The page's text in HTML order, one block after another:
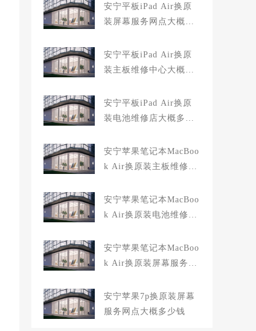
安宁平板iPad Air换原
装屏幕服务网点大概多
安宁平板iPad Air换原
装主板维修中心大概多
安宁平板iPad Air换原
装电池维修店大概多少
安宁苹果笔记本MacBoo
k Air换原装主板维修中
安宁苹果笔记本MacBoo
k Air换原装电池维修店
安宁苹果笔记本MacBoo
k Air换原装屏幕服务网
安宁苹果7p换原装屏幕
服务网点大概多少钱